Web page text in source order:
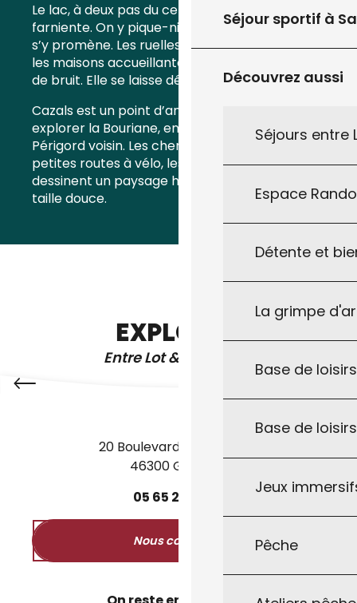
Séjour sportif à
Découvrez aussi
Séjours entre
Espace
Détente et
La grimpe
Base de
Base de
Jeux
Pêche
Le lac, à deux pas du centre, est un appel au
farniente. On y pique-nique, on s’y baigne, on
s’y promène. Les ruelles alentour sont fleuries,
les maisons accueillantes. Cazals ne fait pas
de bruit. Elle se laisse découvrir au fil des pas.
Cazals est un point d’ancrage idéal pour
explorer la Bouriane, entre Vallée du Lot et
Périgord voisin. Les chemins de rando, les
petites routes à vélo, les fermes et les artisans
dessinent un paysage humain et naturel à
taille douce.
EXPLOREZ
Entre Lot & Dordogne
20 Boulevard des Martyrs
46300 Gourdon
05 65 27
Nous contacter